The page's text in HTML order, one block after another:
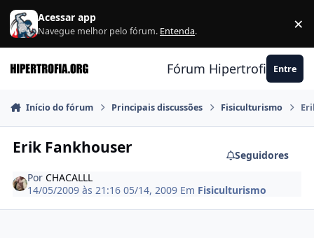
Ir para conteúdo
Acessar app
Navegue melhor pelo fórum. Entenda. ×
Fórum Hipertrofia.org
Entre
Início do fórum Principais discussões Fisiculturismo
Erik Fankhouser
Seguidores
PorCHACALLL
14/05/2009 às 21:1605/14, 2009 Em Fisiculturismo